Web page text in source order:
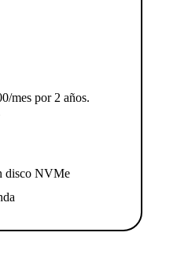
mes por 2 años.
disco NVMe